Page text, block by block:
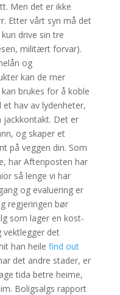
Men det er ikke
Etter vårt syn må det
drive sin tre
militært forvar).
og
kan de mer
kan brukes for å koble
hav av lydenheter,
jackkontakt. Det er
og skaper et
på veggen din. Som
har Aftenposten har
så lenge vi har
og evaluering er
regjeringen bør
som lager en kost-
vektlegger det
han heile find out
det andre stader, er
tida betre heime,
Boligsalgs rapport